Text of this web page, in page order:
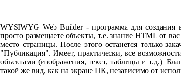
WYSIWYG Web Builder - программа для создания
просто размещаете объекты, т.е. знание HTML от
место страницы. После этого останется только
"Публикация". Имеет, практически, все
объектами (изображения, текст, таблицы и т.д.).
такой же вид, как на экране ПК, независимо от